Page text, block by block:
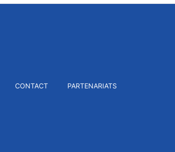
CONTACT PARTENARIATS